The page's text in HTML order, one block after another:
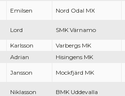
Emilsen Nord Odal MX
Lord SMK Värnamo
Karlsson
Varbergs MK
Adrian Hisingens MK
Jansson Mockfjärd MK
Niklasson BMK Uddevalla